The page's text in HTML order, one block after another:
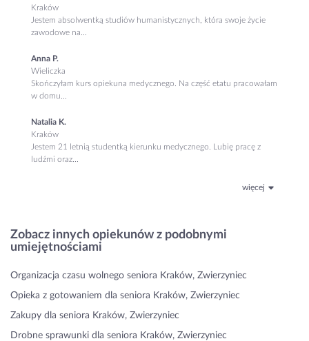
Kraków
Jestem absolwentką studiów humanistycznych, która swoje życie
zawodowe na...
Anna P.
Wieliczka
Skończyłam kurs opiekuna medycznego. Na część etatu pracowałam
w domu...
Natalia K.
Kraków
Jestem 21 letnią studentką kierunku medycznego. Lubię pracę z
ludźmi oraz...
więcej
Zobacz innych opiekunów z podobnymi
umiejętnościami
Organizacja czasu wolnego seniora Kraków, Zwierzyniec
Opieka z gotowaniem dla seniora Kraków, Zwierzyniec
Zakupy dla seniora Kraków, Zwierzyniec
Drobne sprawunki dla seniora Kraków, Zwierzyniec